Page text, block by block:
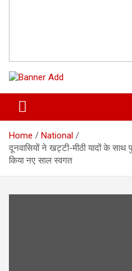
Home
National
दूनवासियों ने खट्टी-मीठी यादों के
किया नए साल स्वगत